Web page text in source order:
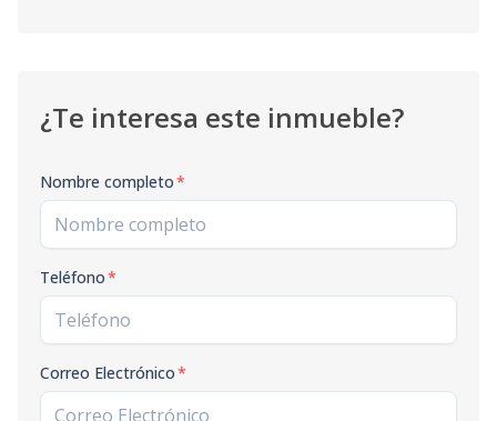
¿Te interesa este inmueble?
Nombre completo*
Teléfono*
Correo Electrónico*